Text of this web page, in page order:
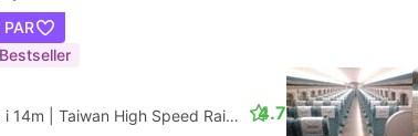
Bestseller
i 14m | Taiwan High Speed Rail | Pociąg #817|Miejsce
4.7